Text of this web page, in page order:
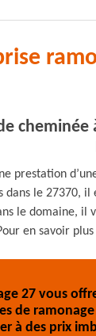
cheminée
prestation
dans le 27370,
le domaine, il
en savoir
27 vous
de
à des prix